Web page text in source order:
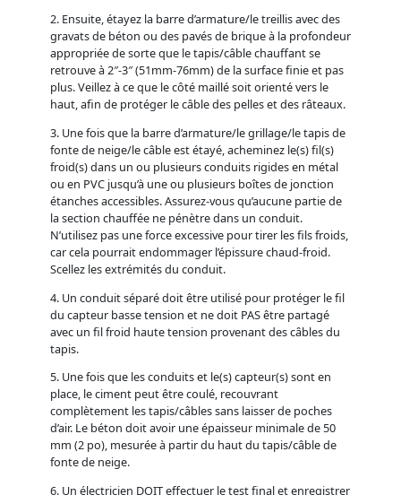
2. Ensuite, étayez la barre d’armature/le treillis avec des
gravats de béton ou des pavés de brique à la profondeur
appropriée de sorte que le tapis/câble chauffant se
retrouve à 2″-3″ (51mm-76mm) de la surface finie et pas
plus. Veillez à ce que le côté maillé soit orienté vers le
haut, afin de protéger le câble des pelles et des râteaux.
3. Une fois que la barre d’armature/le grillage/le tapis de
fonte de neige/le câble est étayé, acheminez le(s) fil(s)
froid(s) dans un ou plusieurs conduits rigides en métal
ou en PVC jusqu’à une ou plusieurs boîtes de jonction
étanches accessibles. Assurez-vous qu’aucune partie de
la section chauffée ne pénètre dans un conduit.
N’utilisez pas une force excessive pour tirer les fils froids,
car cela pourrait endommager l’épissure chaud-froid.
Scellez les extrémités du conduit.
4. Un conduit séparé doit être utilisé pour protéger le fil
du capteur basse tension et ne doit PAS être partagé
avec un fil froid haute tension provenant des câbles du
tapis.
5. Une fois que les conduits et le(s) capteur(s) sont en
place, le ciment peut être coulé, recouvrant
complètement les tapis/câbles sans laisser de poches
d’air. Le béton doit avoir une épaisseur minimale de 50
mm (2 po), mesurée à partir du haut du tapis/câble de
fonte de neige.
6. Un électricien DOIT effectuer le test final et enregistrer